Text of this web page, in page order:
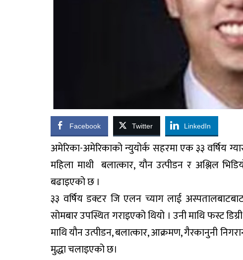
Facebook Twitter LinkedIn
अमेरिका-अमेरिकाको न्युयोर्क सहरमा एक ३३ वर्षिय
महिला माथी बलात्कार, यौन उत्पीडन र अश्लिल
बढाइएको छ ।
३३ वर्षिय डक्टर जि एलन च्याग लाई
सोमबार उपस्थित गराइएको थियो । उनी माथि फस्ट
माथि यौन उत्पीडन, बलात्कार, आक्रमण, गैरकानुनी
मुद्धा चलाइएको छ।